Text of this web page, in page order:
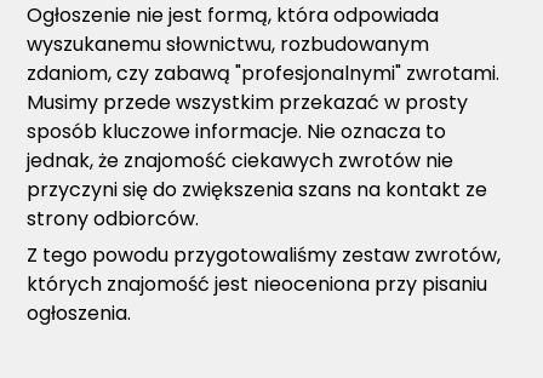
Ogłoszenie nie jest formą, która odpowiada
wyszukanemu słownictwu, rozbudowanym
zdaniom, czy zabawą "profesjonalnymi" zwrotami.
Musimy przede wszystkim przekazać w prosty
sposób kluczowe informacje. Nie oznacza to
jednak, że znajomość ciekawych zwrotów nie
przyczyni się do zwiększenia szans na kontakt ze
strony odbiorców.
Z tego powodu przygotowaliśmy zestaw zwrotów,
których znajomość jest nieoceniona przy pisaniu
ogłoszenia.